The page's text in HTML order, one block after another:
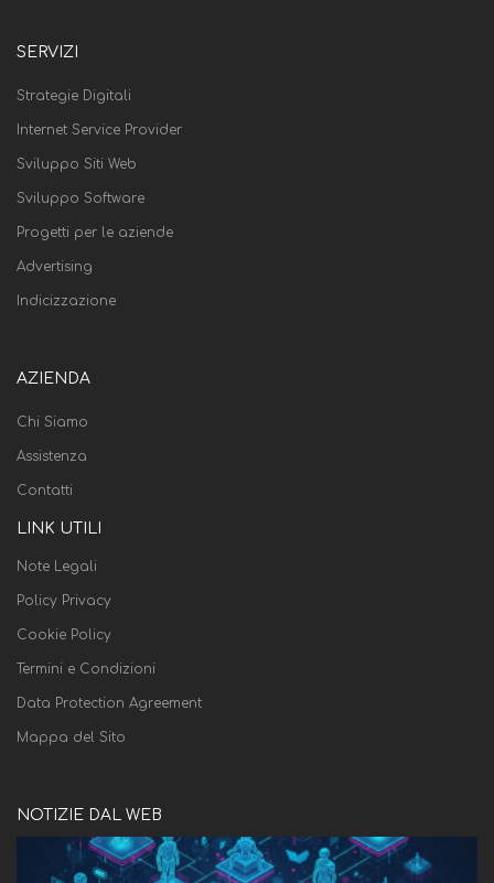
SERVIZI
Strategie Digitali
Internet Service Provider
Sviluppo Siti Web
Sviluppo Software
Progetti per le aziende
Advertising
Indicizzazione
AZIENDA
Chi Siamo
Assistenza
Contatti
LINK UTILI
Note Legali
Policy Privacy
Cookie Policy
Termini e Condizioni
Data Protection Agreement
Mappa del Sito
NOTIZIE DAL WEB